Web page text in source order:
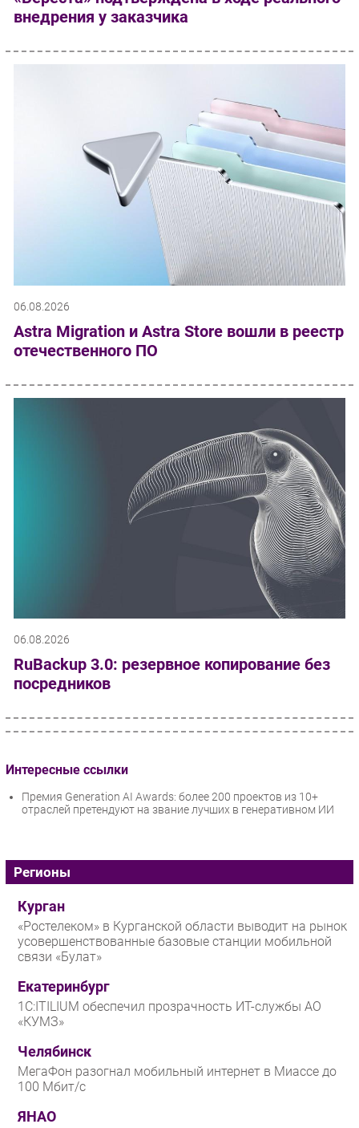
внедрения у заказчика
06.08.2026
Astra Migration и Astra Store вошли в реестр
отечественного ПО
06.08.2026
RuBackup 3.0: резервное копирование без
посредников
Интересные ссылки
Премия Generation AI Awards: более 200 проектов из 10+
отраслей претендуют на звание лучших в генеративном ИИ
Регионы
Курган
«Ростелеком» в Курганской области выводит на рынок
усовершенствованные базовые станции мобильной
связи «Булат»
Екатеринбург
1С:ITILIUM обеспечил прозрачность ИТ-службы АО
«КУМЗ»
Челябинск
МегаФон разогнал мобильный интернет в Миассе до
100 Мбит/с
ЯНАО